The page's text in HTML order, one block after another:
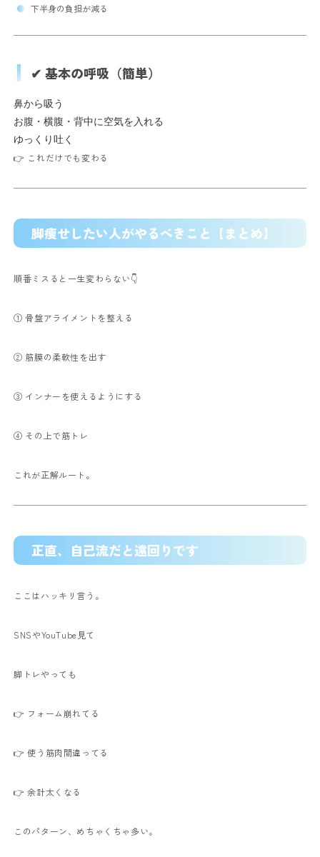
下半身の負担が減る
✔ 基本の呼吸（簡単）
鼻から吸う
お腹・横腹・背中に空気を入れる
ゆっくり吐く
👉 これだけでも変わる
脚痩せしたい人がやるべきこと【まとめ】
順番ミスると一生変わらない👇
① 骨盤アライメントを整える
② 筋膜の柔軟性を出す
③ インナーを使えるようにする
④ その上で筋トレ
これが正解ルート。
正直、自己流だと遠回りです
ここはハッキリ言う。
SNSやYouTube見て
脚トレやっても
👉 フォーム崩れてる
👉 使う筋肉間違ってる
👉 余計太くなる
このパターン、めちゃくちゃ多い。